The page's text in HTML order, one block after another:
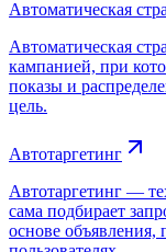
Автоматическая
Автоматическая
кампанией, при
показы и
цель.
Автотаргетинг
Автотаргетинг —
сама подбирает
основе